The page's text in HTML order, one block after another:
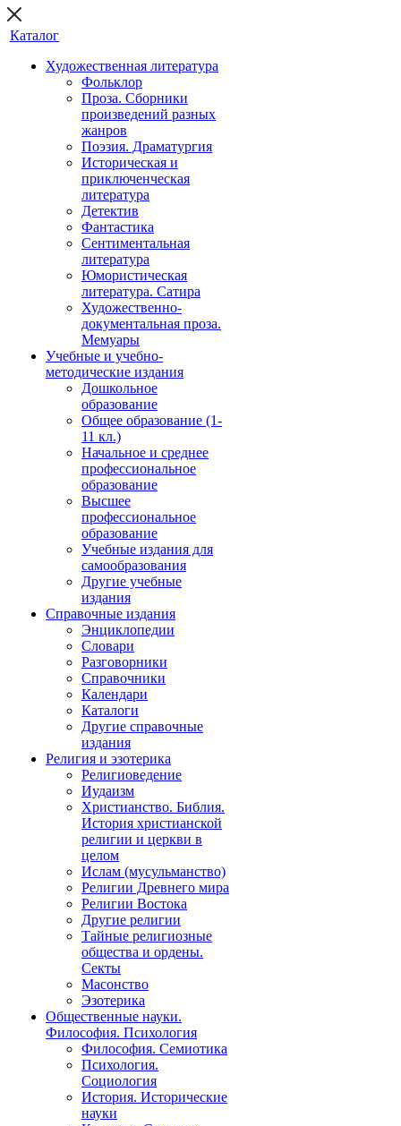
Каталог
Художественная литература
Фольклор
Проза. Сборники
произведений разных
жанров
Поэзия. Драматургия
Историческая и
приключенческая
литература
Детектив
Фантастика
Сентиментальная
литература
Юмористическая
литература. Сатира
Художественно-
документальная проза.
Мемуары
Учебные и учебно-
методические издания
Дошкольное
образование
Общее образование (1-
11 кл.)
Начальное и среднее
профессиональное
образование
Высшее
профессиональное
образование
Учебные издания для
самообразования
Другие учебные
издания
Справочные издания
Энциклопедии
Словари
Разговорники
Справочники
Календари
Каталоги
Другие справочные
издания
Религия и эзотерика
Религиоведение
Иудаизм
Христианство. Библия.
История христианской
религии и церкви в
целом
Ислам (мусульманство)
Религии Древнего мира
Религии Востока
Другие религии
Тайные религиозные
общества и ордены.
Секты
Масонство
Эзотерика
Общественные науки.
Философия. Психология
Философия. Семиотика
Психология.
Социология
История. Исторические
науки